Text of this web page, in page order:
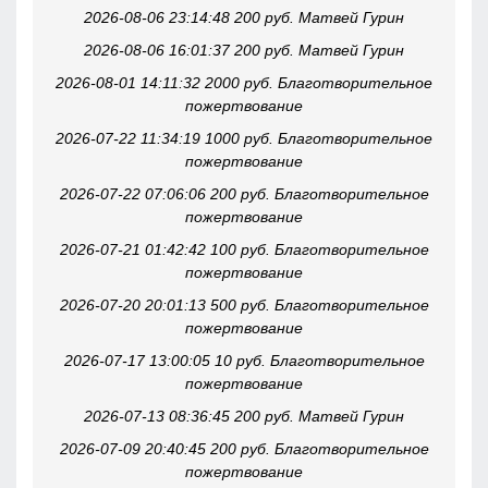
2026-08-06 23:14:48 200 руб. Матвей Гурин
2026-08-06 16:01:37 200 руб. Матвей Гурин
2026-08-01 14:11:32 2000 руб. Благотворительное
пожертвование
2026-07-22 11:34:19 1000 руб. Благотворительное
пожертвование
2026-07-22 07:06:06 200 руб. Благотворительное
пожертвование
2026-07-21 01:42:42 100 руб. Благотворительное
пожертвование
2026-07-20 20:01:13 500 руб. Благотворительное
пожертвование
2026-07-17 13:00:05 10 руб. Благотворительное
пожертвование
2026-07-13 08:36:45 200 руб. Матвей Гурин
2026-07-09 20:40:45 200 руб. Благотворительное
пожертвование